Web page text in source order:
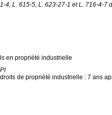
4, L. 615-5, L. 623-27-1 et L. 716-4-7
en propriété industrielle
de propriété industrielle : 7 ans